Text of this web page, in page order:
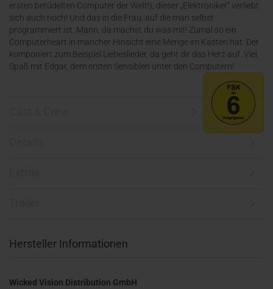
ersten betüdelten Computer der Welt!), dieser „Elektroniker“ verliebt
sich auch noch! Und das in die Frau, auf die man selbst
programmiert ist. Mann, da machst du was mit! Zumal so ein
Computerheart in mancher Hinsicht eine Menge im Kasten hat. Der
komponiert zum Beispiel Liebeslieder, da geht dir das Herz auf. Viel
Spaß mit Edgar, dem ersten Sensiblen unter den Computern!
Hersteller Informationen
Wicked Vision Distribution GmbH